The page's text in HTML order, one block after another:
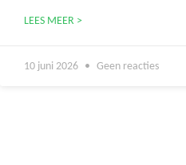
LEES MEER >
10 juni 2026 Geen reacties